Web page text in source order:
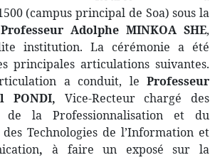
(campus principal de Soa) sous la
Professeur Adolphe MINKOA SHE,
institution. La cérémonie a été
principales articulations suivantes.
a conduit, le Professeur
PONDI, Vice-Recteur chargé des
de la Professionnalisation et du
Technologies de l’Information et
, à faire un exposé sur la